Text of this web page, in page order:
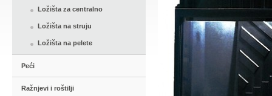
Ložišta za centralno
Ložišta na struju
Ložišta na pelete
Peći
Ražnjevi i roštilji